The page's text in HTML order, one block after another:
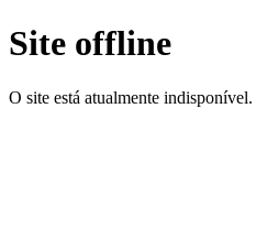
Site offline
O site está atualmente indisponível.